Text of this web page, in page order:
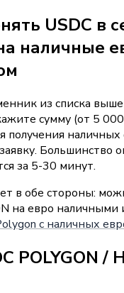
USDC в
наличные
из списка
сумму (от 5
получения наличных
Большинство
за 5-30 минут.
в обе стороны:
на евро наличными
с наличных
POLYGON /